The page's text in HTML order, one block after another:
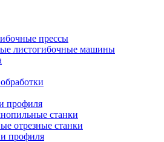
прессы
листогибочные машины
профиля
станки
отрезные станки
профиля